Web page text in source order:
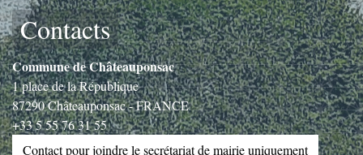
Contacts
Commune de Châteauponsac
1 place de la République
87290 Châteauponsac - FRANCE
+33 5 55 76 31 55
Contact pour joindre le secrétariat de mairie uniquement